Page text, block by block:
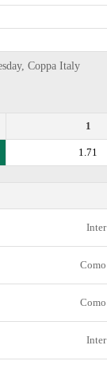
Coppa Italy
1
1.71
Inter
Como
Como
Inter